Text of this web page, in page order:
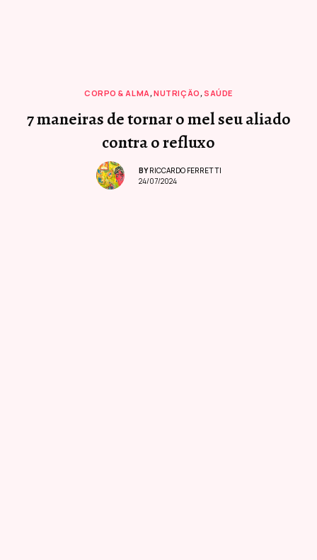
CORPO & ALMA,NUTRIÇÃO, SAÚDE
7 maneiras de tornar o mel seu aliado
contra o refluxo
BY RICCARDO FERRETTI
24/07/2024